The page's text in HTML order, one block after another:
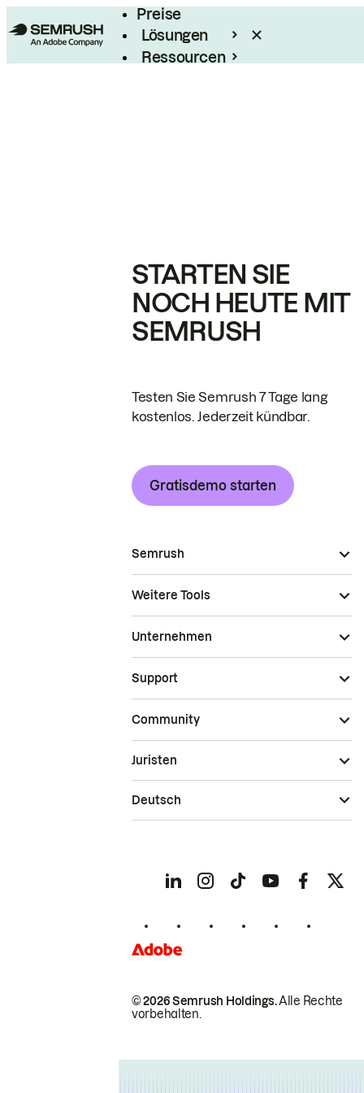
Preise
Lösungen
Ressourcen
STARTEN SIE
NOCH HEUTE MIT
SEMRUSH
Testen Sie Semrush 7 Tage lang
kostenlos. Jederzeit kündbar.
Gratisdemo starten
Semrush
Weitere Tools
Unternehmen
Support
Community
© 2026 Semrush Holdings.Alle Rechte
vorbehalten.
Juristen
Deutsch